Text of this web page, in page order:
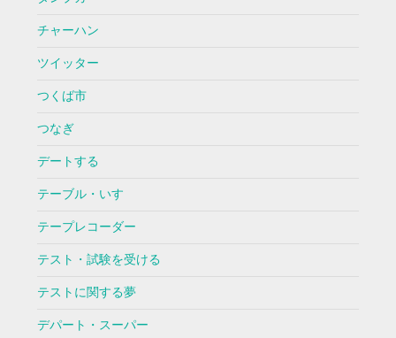
チャーハン
ツイッター
つくば市
つなぎ
デートする
テーブル・いす
テープレコーダー
テスト・試験を受ける
テストに関する夢
デパート・スーパー